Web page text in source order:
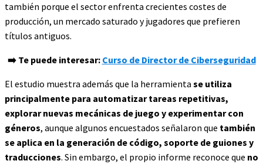
también porque el sector enfrenta crecientes costes de
producción, un mercado saturado y jugadores que prefieren
títulos antiguos.
➡️ Te puede interesar: Curso de Director de Ciberseguridad
El estudio muestra además que la herramienta se utiliza
principalmente para automatizar tareas repetitivas,
explorar nuevas mecánicas de juego y experimentar con
géneros, aunque algunos encuestados señalaron que también
se aplica en la generación de código, soporte de guiones y
traducciones. Sin embargo, el propio informe reconoce que no